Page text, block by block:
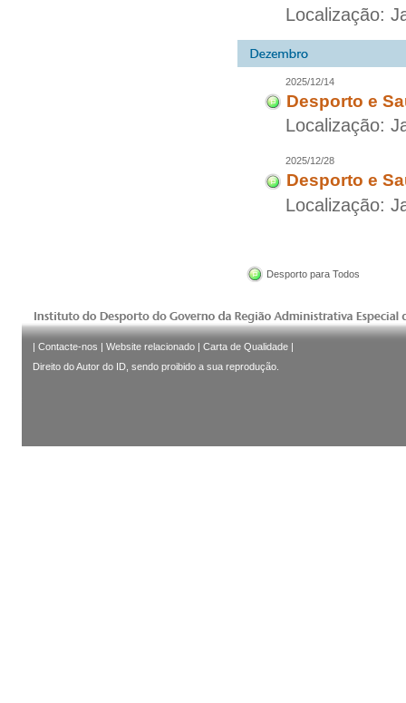
Localização:
2025/12/14
Desporto e
Localização:
2025/12/28
Desporto e
Localização:
Desporto para Todos
Contacte-nos Website relacionado Carta de Qualidade
Direito do Autor do ID, sendo proibido a sua reprodução.